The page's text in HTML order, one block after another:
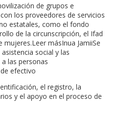
de grupos e
los proveedores de servicios
estatales, como el fondo
de la circunscripción, el Ifad
másInua JamiiSe
social y las
las personas
efectivo
el registro, la
y el apoyo en el proceso de